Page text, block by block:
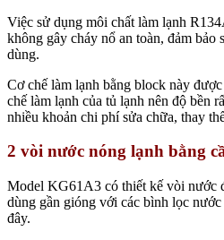
Việc sử dụng môi chất làm lạnh
không gây cháy nổ an toàn, đảm bảo
dùng.
Cơ chế làm lạnh bằng block này
chế làm lạnh của tủ lạnh nên độ bền
nhiều khoản chi phí sửa chữa, thay
2 vòi nước nóng lạnh bằng
Model KG61A3 có thiết kế vòi nước
dùng gần gióng với các bình lọc
đây.